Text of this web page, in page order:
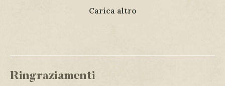
Carica altro
Ringraziamenti